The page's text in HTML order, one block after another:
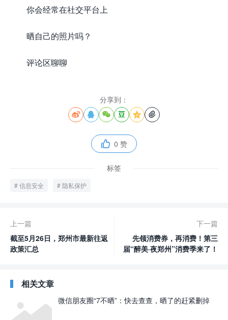
你会经常在社交平台上
晒自己的照片吗？
评论区聊聊
分享到：
     
 0 赞
标签
信息安全 隐私保护
上一篇
截至5月26日，郑州市最新往返
政策汇总
下一篇
先领消费券，再消费！第三
届“醉美·夜郑州”消费季来了！
相关文章
微信朋友圈“7不晒”：快去查查，晒了的赶紧删掉